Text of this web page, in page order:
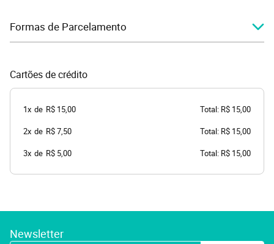
Formas de Parcelamento
Cartões de crédito
1x de R$ 15,00
Total: R$ 15,00
2x de R$ 7,50
Total: R$ 15,00
3x de R$ 5,00 Total: R$ 15,00
Newsletter